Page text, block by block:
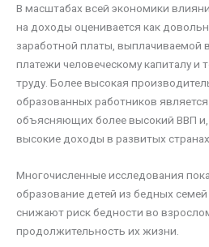
В масштабах всей экономики
на доходы оценивается как
заработной платы, выплачиваемой
платежи человеческому капиталу и
труду. Более высокая
образованных работников
объясняющих более высокий ВВП и,
высокие доходы в развитых странах.
Многочисленные исследования
образование детей из бедных
снижают риск бедности во
продолжительность их жизни.